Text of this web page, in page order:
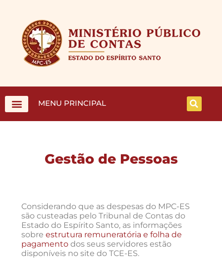
MENU PRINCIPAL
Gestão de Pessoas
Considerando que as despesas do MPC-ES
são custeadas pelo Tribunal de Contas do
Estado do Espírito Santo, as informações
sobre estrutura remuneratória e folha de
pagamento dos seus servidores estão
disponíveis no site do TCE-ES.